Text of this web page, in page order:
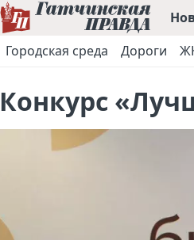
Городская среда
Дороги
Конкурс